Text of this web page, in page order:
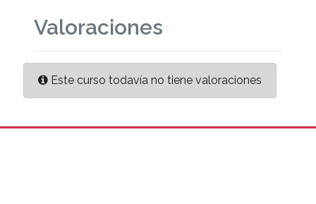
Valoraciones
Este curso todavía no tiene valoraciones